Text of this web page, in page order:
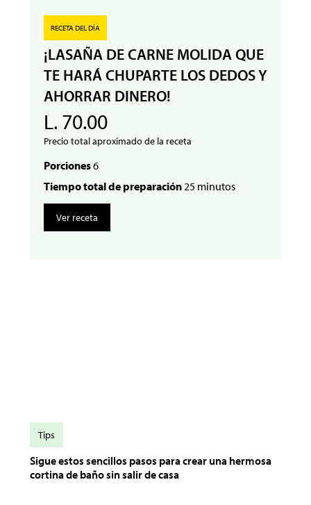
RECETA DEL DÍA
¡LASAÑA DE CARNE MOLIDA QUE
TE HARÁ CHUPARTE LOS DEDOS Y
AHORRAR DINERO!
L. 70.00
Precio total aproximado de la receta
Porciones6
Tiempo total de preparación25 minutos
Ver receta
Sigue estos sencillos pasos para crear una hermosa
cortina de baño sin salir de casa
Tips